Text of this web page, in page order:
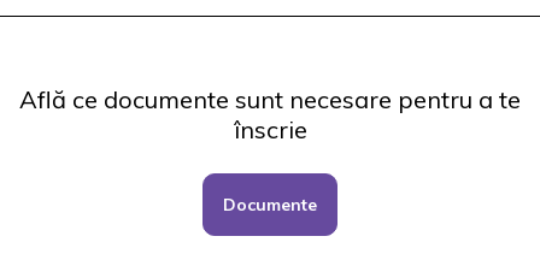
Află ce documente sunt necesare pentru a te
înscrie
Documente